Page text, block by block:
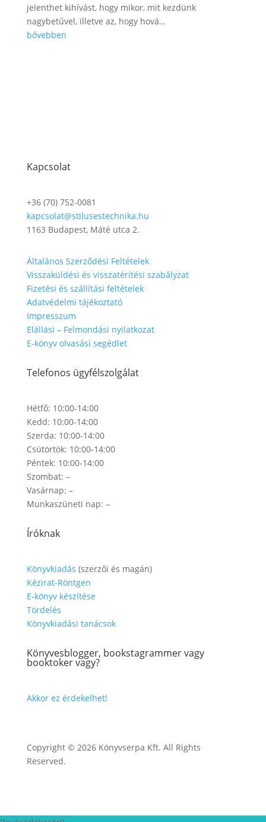
jelenthet kihívást, hogy mikor, mit kezdünk
nagybetűvel, illetve az, hogy hová…
bővebben
Kapcsolat
+36 (70) 752-0081
kapcsolat@stilusestechnika.hu
1163 Budapest, Máté utca 2.
Általános Szerződési Feltételek
Visszaküldési és visszatérítési szabályzat
Fizetési és szállítási feltételek​
Adatvédelmi tájékoztató
Impresszum
Elállási – Felmondási nyilatkozat
E-könyv olvasási segédlet
Telefonos ügyfélszolgálat
Hétfő: 10:00-14:00
Kedd: 10:00-14:00
Szerda: 10:00-14:00
Csütörtök: 10:00-14:00
Péntek: 10:00-14:00
Szombat: –
Vasárnap: –
Munkaszüneti nap: –
Íróknak
Könyvkiadás (szerzői és magán)
Kézirat-Röntgen
E-könyv készítése
Tördelés
Könyvkiadási tanácsok
Könyvesblogger, bookstagrammer vagy
booktoker vagy?
Akkor ez érdekelhet!
Copyright © 2026 Könyvserpa Kft. All Rights
Reserved.